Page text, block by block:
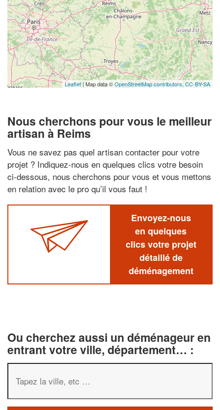
Leaflet | Map data ©OpenStreetMap contributors, CC-BY-SA
Nous cherchons pour vous le meilleur
artisan à Reims
Vous ne savez pas quel artisan contacter pour votre
projet ? Indiquez-nous en quelques clics votre besoin
ci-dessous, nous cherchons pour vous et vous mettons
en relation avec le pro qu’il vous faut !
Envoyez-nous
en quelques
clics votre projet
détaillé de
déménagement
Ou cherchez aussi un déménageur en
entrant votre ville, département… :